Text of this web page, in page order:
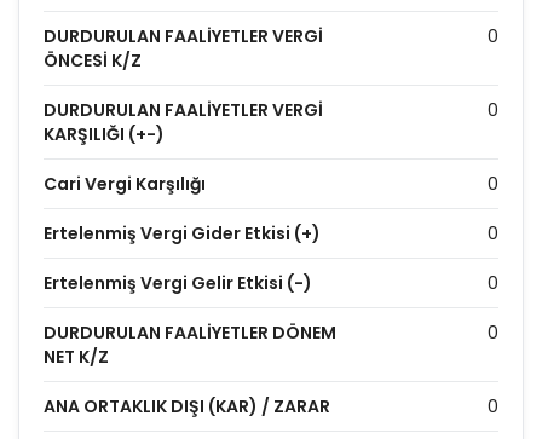
DURDURULAN FAALİYETLER VERGİ
ÖNCESİ K/Z
0
DURDURULAN FAALİYETLER VERGİ
KARŞILIĞI (+-)
0
Cari Vergi Karşılığı 0
Ertelenmiş Vergi Gider Etkisi (+) 0
Ertelenmiş Vergi Gelir Etkisi (-) 0
DURDURULAN FAALİYETLER DÖNEM
NET K/Z
0
ANA ORTAKLIK DIŞI (KAR) / ZARAR 0